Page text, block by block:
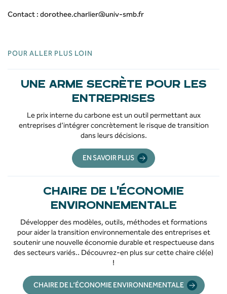
Contact : dorothee.charlier@univ-smb.fr
POUR ALLER PLUS LOIN
UNE ARME SECRÈTE POUR LES
ENTREPRISES
Le prix interne du carbone est un outil permettant aux
entreprises d’intégrer concrètement le risque de transition
dans leurs décisions.
EN SAVOIR PLUS
CHAIRE DE L’ÉCONOMIE
ENVIRONNEMENTALE
Développer des modèles, outils, méthodes et formations
pour aider la transition environnementale des entreprises et
soutenir une nouvelle économie durable et respectueuse dans
des secteurs variés.. Découvrez-en plus sur cette chaire clé(e)
!
CHAIRE DE L’ÉCONOMIE ENVIRONNEMENTALE